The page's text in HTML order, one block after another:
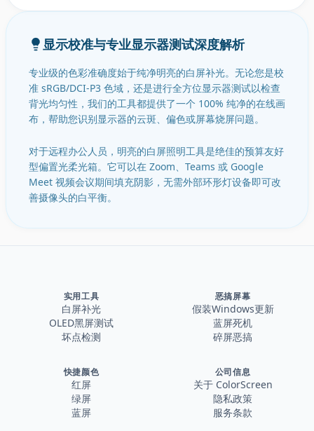
显示校准与专业显示器测试深度解析
专业级的色彩准确度始于纯净明亮的白屏补光。无论您是校
准 sRGB/DCI-P3 色域，还是进行全方位显示器测试以检查
背光均匀性，我们的工具都提供了一个 100% 纯净的在线画
布，帮助您识别显示器的云斑、偏色或屏幕烧屏问题。
对于远程办公人员，明亮的白屏照明工具是绝佳的预算友好
型偏置光柔光箱。它可以在 Zoom、Teams 或 Google
Meet 视频会议期间填充阴影，无需外部环形灯设备即可改
善摄像头的白平衡。
实用工具
白屏补光
OLED黑屏测试
坏点检测
恶搞屏幕
假装Windows更新
蓝屏死机
碎屏恶搞
快捷颜色
红屏
绿屏
蓝屏
公司信息
关于 ColorScreen
隐私政策
服务条款